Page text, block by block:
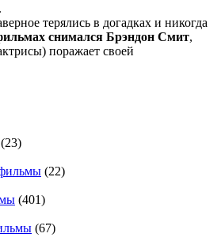
терялись в догадках и никогда
снимался Брэндон Смит,
поражает своей
(23)
(22)
(401)
(67)